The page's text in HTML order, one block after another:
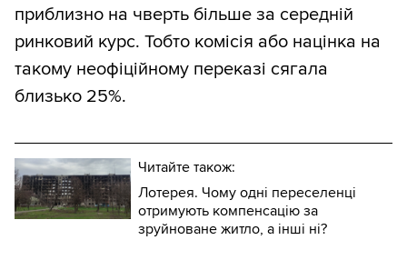
приблизно на чверть більше за середній
ринковий курс. Тобто комісія або націнка на
такому неофіційному переказі сягала
близько 25%.
Читайте також:
Лотерея. Чому одні переселенці
отримують компенсацію за
зруйноване житло, а інші ні?